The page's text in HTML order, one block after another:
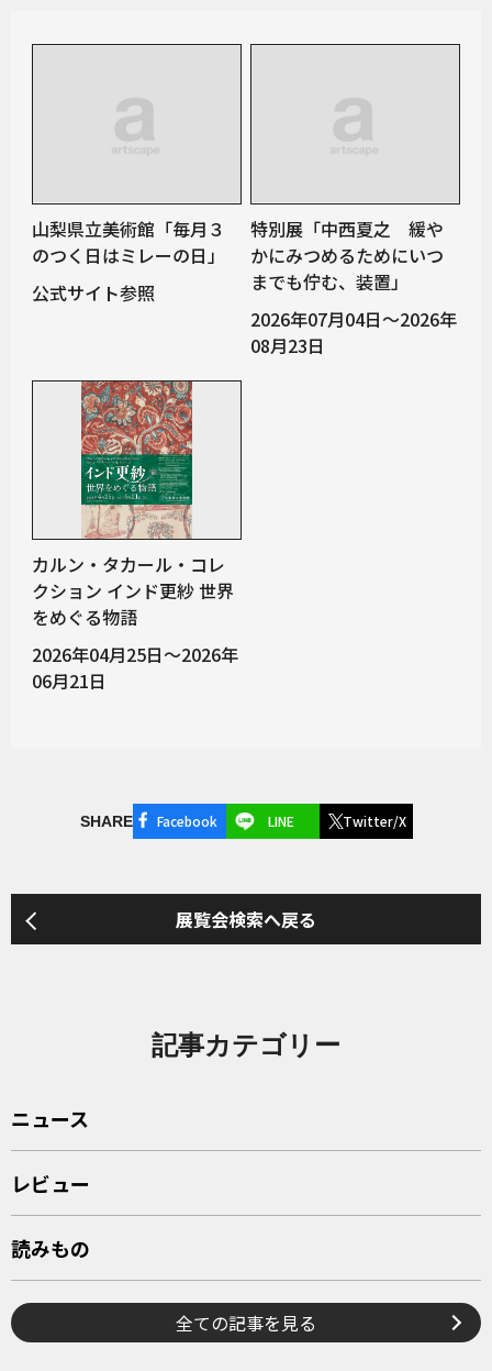
山梨県立美術館「毎月３
のつく日はミレーの日」
公式サイト参照
特別展「中西夏之 緩や
かにみつめるためにいつ
までも佇む、装置」
2026年07月04日～2026年
08月23日
カルン・タカール・コレ
クション インド更紗 世界
をめぐる物語
2026年04月25日～2026年
06月21日
SHARE Facebook LINE Twitter/X
展覧会検索へ戻る
記事カテゴリー
ニュース
レビュー
読みもの
全ての記事を見る